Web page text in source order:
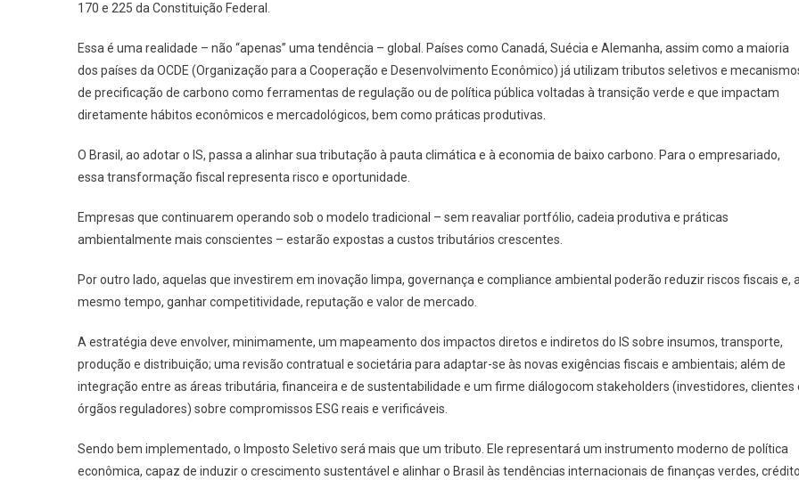
170 e 225 da Constituição Federal.
Essa é uma realidade – não “apenas” uma tendência – global. Países como Canadá, Suécia e Alemanha, assim como a maioria
dos países da OCDE (Organização para a Cooperação e Desenvolvimento Econômico) já utilizam tributos seletivos e
de precificação de carbono como ferramentas de regulação ou de política pública voltadas à transição verde e que impactam
diretamente hábitos econômicos e mercadológicos, bem como práticas produtivas.
O Brasil, ao adotar o IS, passa a alinhar sua tributação à pauta climática e à economia de baixo carbono. Para o empresariado,
essa transformação fiscal representa risco e oportunidade.
Empresas que continuarem operando sob o modelo tradicional – sem reavaliar portfólio, cadeia produtiva e práticas
ambientalmente mais conscientes – estarão expostas a custos tributários crescentes.
Por outro lado, aquelas que investirem em inovação limpa, governança e compliance ambiental poderão reduzir riscos fiscais e,
mesmo tempo, ganhar competitividade, reputação e valor de mercado.
A estratégia deve envolver, minimamente, um mapeamento dos impactos diretos e indiretos do IS sobre insumos, transporte,
produção e distribuição; uma revisão contratual e societária para adaptar-se às novas exigências fiscais e ambientais; além de
integração entre as áreas tributária, financeira e de sustentabilidade e um firme diálogocom stakeholders (investidores, clientes
órgãos reguladores) sobre compromissos ESG reais e verificáveis.
Sendo bem implementado, o Imposto Seletivo será mais que um tributo. Ele representará um instrumento moderno de política
econômica, capaz de induzir o crescimento sustentável e alinhar o Brasil às tendências internacionais de finanças verdes,